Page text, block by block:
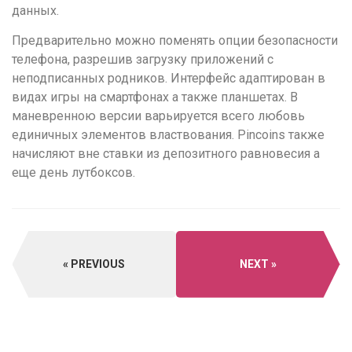
данных.
Предварительно можно поменять опции безопасности
телефона, разрешив загрузку приложений с
неподписанных родников. Интерфейс адаптирован в
видах игры на смартфонах а также планшетах. В
маневренною версии варьируется всего любовь
единичных элементов властвования. Pincoins также
начисляют вне ставки из депозитного равновесия а
еще день лутбоксов.
PREVIOUS NEXT